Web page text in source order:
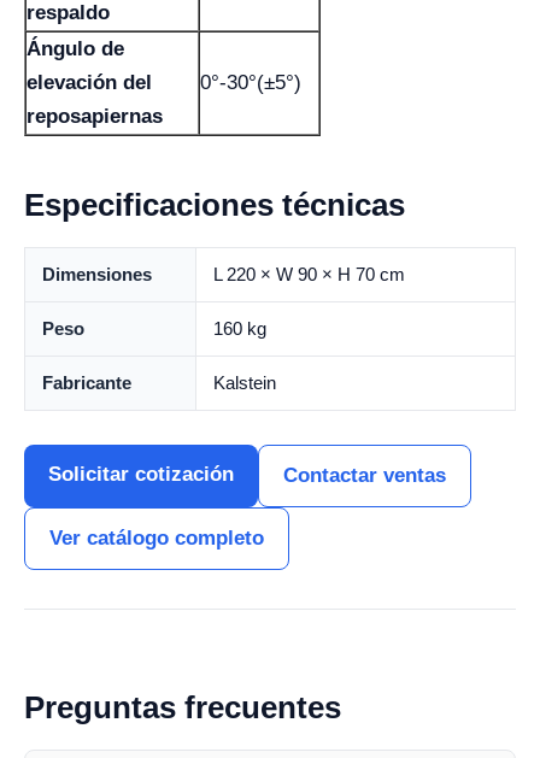
respaldo
Ángulo de
elevación del
reposapiernas
0°-30°(±5°)
Especificaciones técnicas
Dimensiones L 220 × W 90 × H 70 cm
Peso 160 kg
Fabricante Kalstein
Solicitar cotización Contactar ventas
Ver catálogo completo
Preguntas frecuentes